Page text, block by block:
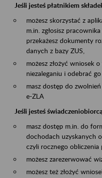
Jeśli jesteś płatnikiem
możesz skorzystać z
m.in. zgłosisz
przekażesz dokumenty
danych z bazy ZUS,
możesz złożyć wniosek
niezaleganiu i odebrać go
masz dostęp do
e-ZLA
Jeśli jesteś
masz dostęp m.in. do
dochodach uzyskanych
czyli rocznego obliczenia
możesz zarezerwować
możesz też złożyć